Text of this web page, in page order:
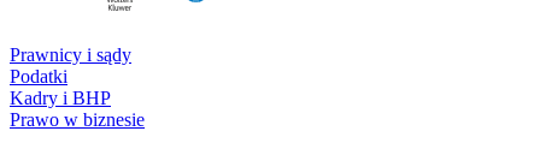
Prawnicy i sądy
Podatki
Kadry i BHP
Prawo w biznesie